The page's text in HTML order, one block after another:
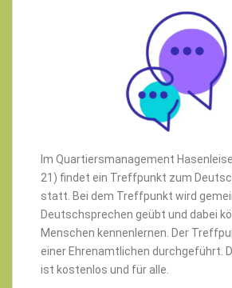
Im Quartiersmanagement
21) findet ein Treffpunkt zum
statt. Bei dem Treffpunkt wird
Deutschsprechen geübt und dabei
Menschen kennenlernen. Der
einer Ehrenamtlichen durchgeführt.
ist kostenlos und für alle.